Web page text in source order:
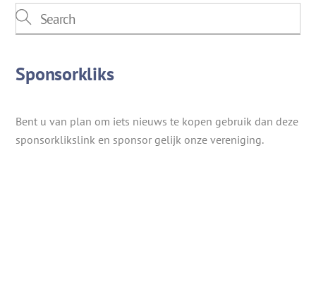
Sponsorkliks
Bent u van plan om iets nieuws te kopen gebruik dan deze
sponsorklikslink en sponsor gelijk onze vereniging.